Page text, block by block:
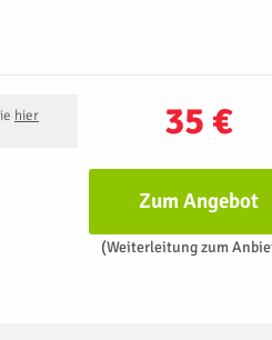
35 €
hier
Zum Angebot
(Weiterleitung zum